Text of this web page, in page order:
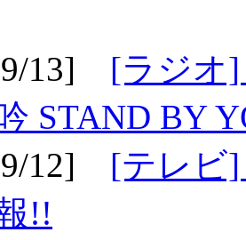
13] [ラジオ]
STAND BY
12] [テレビ]
!!